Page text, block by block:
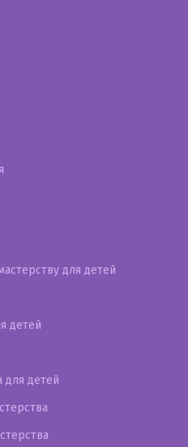
для детей
детей
для детей